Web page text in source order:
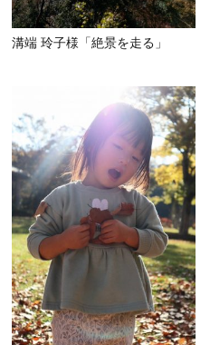
溝端 玲子様「絶景を走る」